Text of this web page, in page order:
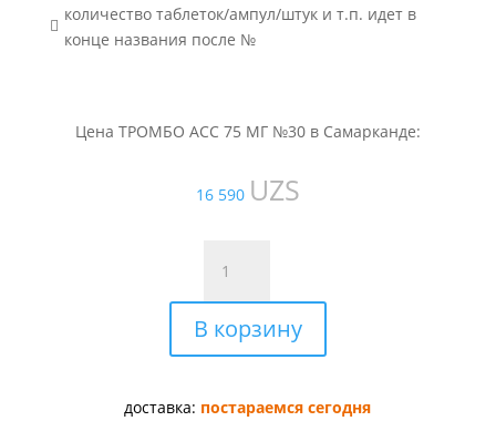

количество таблеток/ампул/штук и т.п. идет в
конце названия после №
Цена ТРОМБО АСС 75 МГ №30 в Самарканде:
16 590 UZS
товара
ТРОМБО
АСС
75
№30
В корзину
доставка: постараемся сегодня